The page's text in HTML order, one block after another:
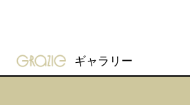
gravure-grazie
ギャラリー